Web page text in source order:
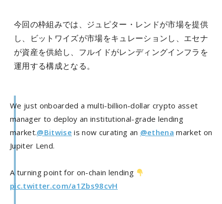
今回の枠組みでは、ジュピター・レンドが市場を提供
し、ビットワイズが市場をキュレーションし、エセナ
が資産を供給し、フルイドがレンディングインフラを
運用する構成となる。
We just onboarded a multi-billion-dollar crypto asset
manager to deploy an institutional-grade lending
market.@Bitwise is now curating an @ethena market on
Jupiter Lend.
A turning point for on-chain lending
pic.twitter.com/a1Zbs98cvH